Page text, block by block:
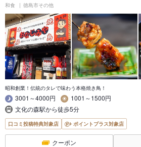
和食 徳島市その他
昭和創業！伝統のタレで味わう本格焼き鳥！
3001～4000円
1001～1500円
文化の森駅から徒歩5分
口コミ投稿特典対象店 ポイントプラス対象店
クーポン